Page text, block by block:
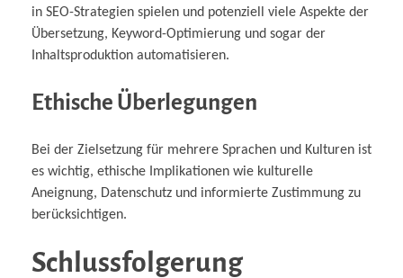
in SEO-Strategien spielen und potenziell viele Aspekte der
Übersetzung, Keyword-Optimierung und sogar der
Inhaltsproduktion automatisieren.
Ethische Überlegungen
Bei der Zielsetzung für mehrere Sprachen und Kulturen ist
es wichtig, ethische Implikationen wie kulturelle
Aneignung, Datenschutz und informierte Zustimmung zu
berücksichtigen.
Schlussfolgerung